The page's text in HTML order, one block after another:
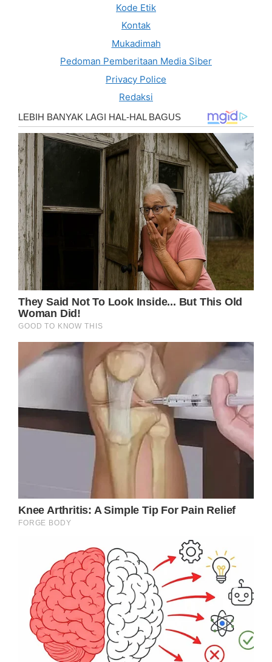
Kode Etik
Kontak
Mukadimah
Pedoman Pemberitaan Media Siber
Privacy Police
Redaksi